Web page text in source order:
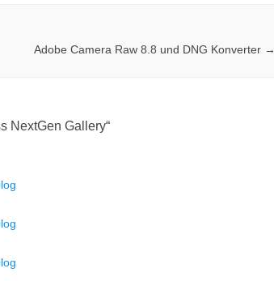
Adobe Camera Raw 8.8 und DNG Konverter →
NextGen Gallery“